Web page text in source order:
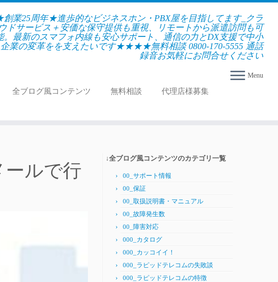
業25周年★進歩的なビジネスホン・PBX屋を目指してます_クラ
ウドサービス＋安価な保守提供も重視、リモートから派遣訪問も可
。最新のスマフォ内線も安心サポート、通信の力とDX支援で中小
企業の変革をを支えたいです★★★★無料相談 0800-170-5555 通話
録音お気軽にお問合せください
Menu
全ブログ風コンテンツ 無料相談
代理店様募集
ルで行
↓全ブログ風コンテンツのカテゴリ一覧
00_サポート情報
00_保証
00_取扱説明書・マニュアル
00_故障発生数
00_障害対応
000_カタログ
000_カッコイイ！
000_ラピッドテレコムの失敗談
000_ラピッドテレコムの特徴